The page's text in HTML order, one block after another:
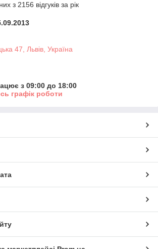
з 2156 відгуків за рік
47, Львів, Україна
з 09:00 до 18:00
графік роботи